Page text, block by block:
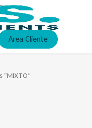
Area Cliente